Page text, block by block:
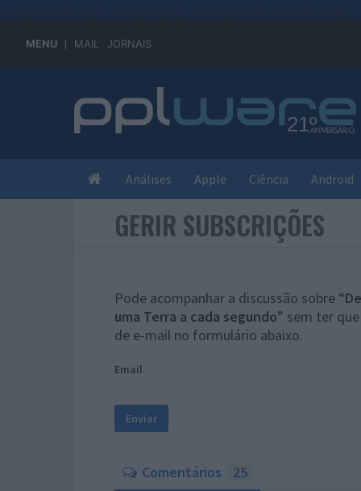
MENU MAIL JORNAIS
Análises Apple Ciência Android
GERIR SUBSCRIÇÕES
Pode acompanhar a discussão sobre “
uma Terra a cada segundo” sem ter
de e-mail no formulário abaixo.
Email
Comentários 25